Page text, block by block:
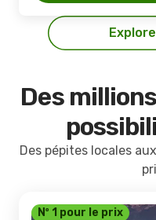
Des
Des pépites locales
Nº 1 pour le prix